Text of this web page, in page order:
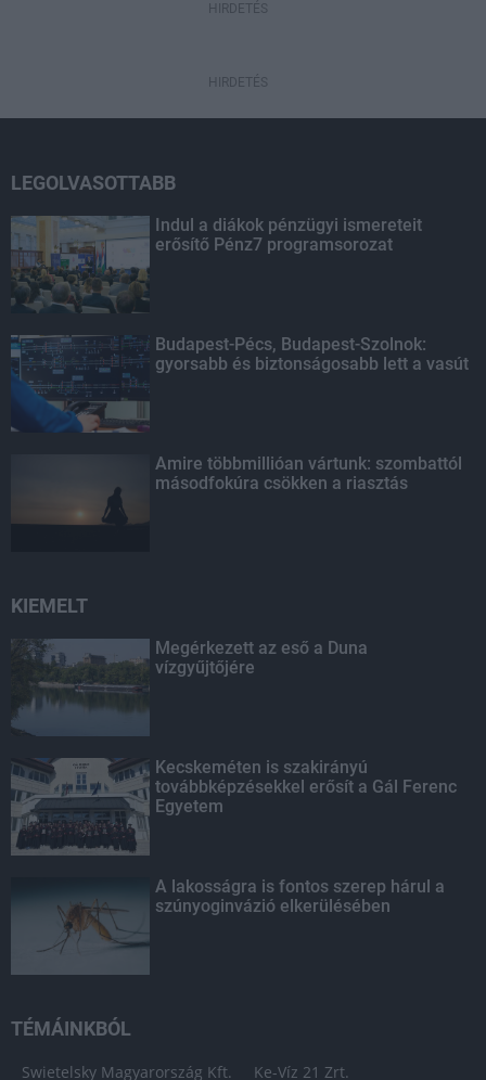
HIRDETÉS
HIRDETÉS
LEGOLVASOTTABB
Indul a diákok pénzügyi ismereteit
erősítő Pénz7 programsorozat
Budapest-Pécs, Budapest-Szolnok:
gyorsabb és biztonságosabb lett a vasút
Amire többmillióan vártunk: szombattól
másodfokúra csökken a riasztás
KIEMELT
Megérkezett az eső a Duna
vízgyűjtőjére
Kecskeméten is szakirányú
továbbképzésekkel erősít a Gál Ferenc
Egyetem
A lakosságra is fontos szerep hárul a
szúnyoginvázió elkerülésében
TÉMÁINKBÓL
Swietelsky Magyarország Kft. Ke-Víz 21 Zrt.